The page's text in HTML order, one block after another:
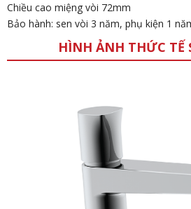
Chiều cao miệng vòi 72mm
Bảo hành: sen vòi 3 năm, phụ kiện 1
HÌNH ẢNH THỨC TẾ